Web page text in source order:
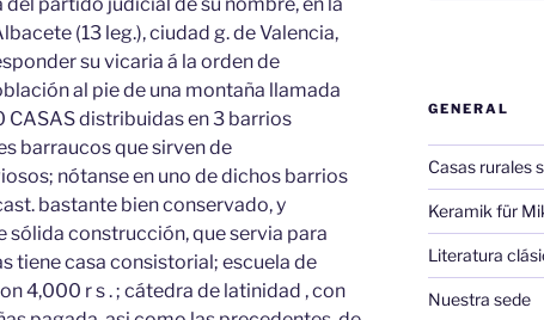
(13 leg.), ciudad g. de Valencia,
su vicaria á la orden de
al pie de una montaña llamada
distribuidas en 3 barrios
barraucos que sirven de
nótanse en uno de dichos barrios
bastante bien conservado, y
sólida construcción, que servia para
tiene casa consistorial; escuela de
4,000 r s . ; cátedra de latinidad , con
GENERAL
Casas rurales
Keramik für
Literatura
Nuestra sede